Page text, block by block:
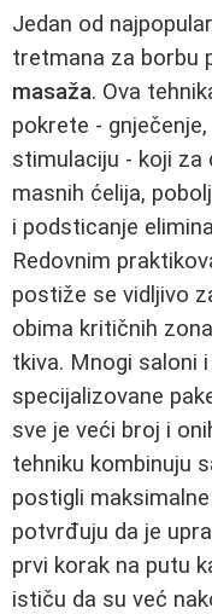
Jedan od
tretmana za borbu
masaža. Ova
pokrete -
stimulaciju - koji za
masnih ćelija,
i podsticanje
Redovnim
postiže se vidljivo
obima kritičnih
tkiva. Mnogi saloni
specijalizovane
sve je veći broj i
tehniku kombinuju
postigli
potvrđuju da je
prvi korak na putu
ističu da su već